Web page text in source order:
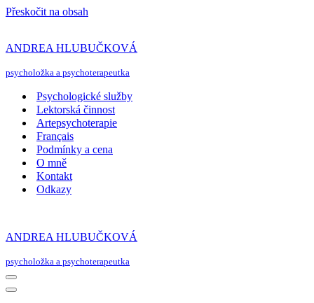
Přeskočit na obsah
ANDREA HLUBUČKOVÁ
psycholožka a psychoterapeutka
Psychologické služby
Lektorská činnost
Artepsychoterapie
Français
Podmínky a cena
O mně
Kontakt
Odkazy
ANDREA HLUBUČKOVÁ
psycholožka a psychoterapeutka
Navigační
menu
Navigační